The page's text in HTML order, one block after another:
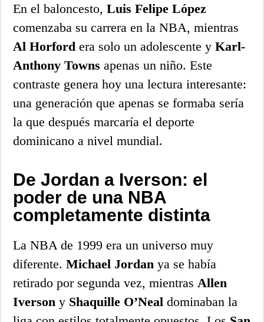
En el baloncesto,Luis Felipe López
comenzaba su carrera en la NBA, mientras
Al Horford era solo un adolescente yKarl-
Anthony Towns apenas un niño. Este
contraste genera hoy una lectura interesante:
una generación que apenas se formaba sería
la que después marcaría el deporte
dominicano a nivel mundial.
De Jordan a Iverson: el
poder de una NBA
completamente distinta
La NBA de 1999 era un universo muy
diferente.Michael Jordan ya se había
retirado por segunda vez, mientras Allen
Iverson y Shaquille O’Neal dominaban la